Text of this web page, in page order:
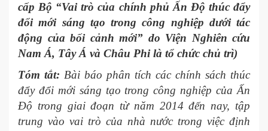
cấp Bộ “Vai trò của chính phủ Ấn Độ thúc đẩy
đổi mới sáng tạo trong công nghiệp dưới tác
động của bối cảnh mới” do Viện Nghiên cứu
Nam Á, Tây Á và Châu Phi là tổ chức chủ trì)
Tóm tắt: Bài báo phân tích các chính sách thúc
đẩy đổi mới sáng tạo trong công nghiệp của Ấn
Độ trong giai đoạn từ năm 2014 đến nay, tập
trung vào vai trò của nhà nước trong việc định